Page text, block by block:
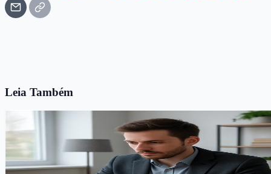
Leia Também